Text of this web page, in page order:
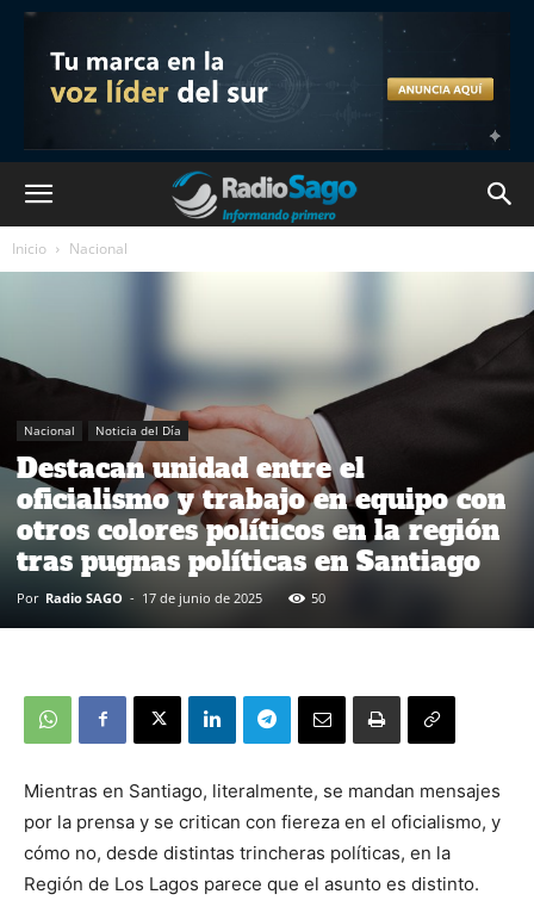
Inicio Nacional
Nacional Noticia del Día
Destacan unidad entre el
oficialismo y trabajo en equipo con
otros colores políticos en la región
tras pugnas políticas en Santiago
Por Radio SAGO - 17 de junio de 2025 50
Mientras en Santiago, literalmente, se mandan mensajes
por la prensa y se critican con fiereza en el oficialismo, y
cómo no, desde distintas trincheras políticas, en la
Región de Los Lagos parece que el asunto es distinto.